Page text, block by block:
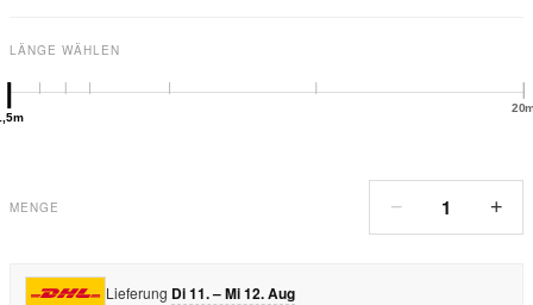
LÄNGE WÄHLEN
MENGE − 1 +
Lieferung Di 11. – Mi 12. Aug